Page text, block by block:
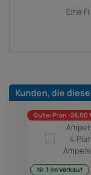
Eine
Kunden, die
Guter Plan -26,00
Nr. 1 im Verkauf